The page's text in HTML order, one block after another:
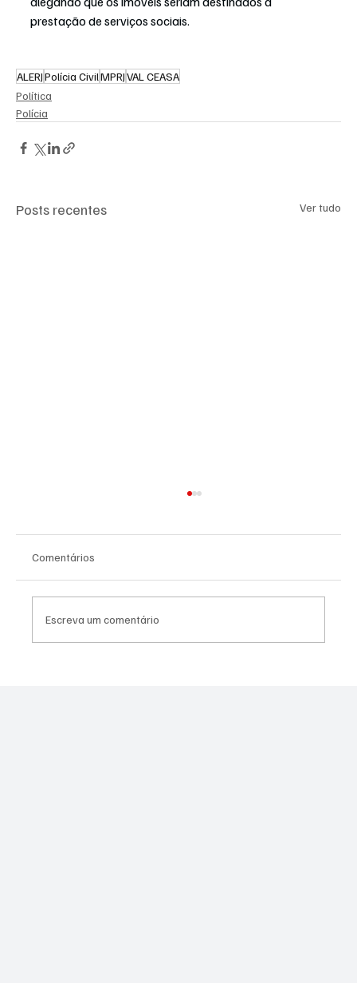
prestação de serviços sociais.
ALERJPolícia CivilMPRJVAL CEASA
Política
Polícia
Posts recentes Ver tudo
Comentários
Escreva um comentário